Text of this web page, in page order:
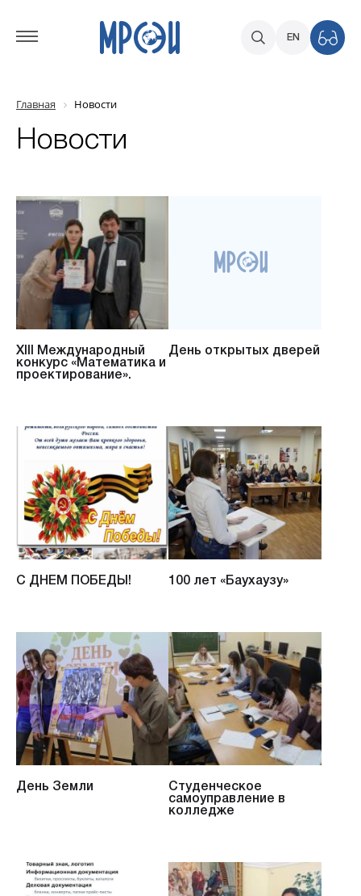
EN
Главная Новости
Новости
XIII Международный
конкурс «Математика и
проектирование».
День открытых дверей
C ДНЕМ ПОБЕДЫ! 100 лет «Баухаузу»
День Земли
Студенческое
самоуправление в
колледже